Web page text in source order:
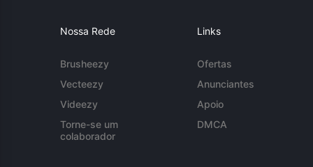
Nossa Rede
Brusheezy
Vecteezy
Videezy
Torne-se um
colaborador
Links
Ofertas
Anunciantes
Apoio
DMCA